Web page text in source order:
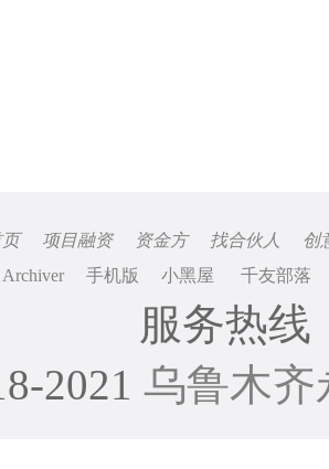
页 项目融资 资金方 找合伙人
创
Archiver
手机版 小黑屋 千友部落
服务热线
2021 乌鲁木齐